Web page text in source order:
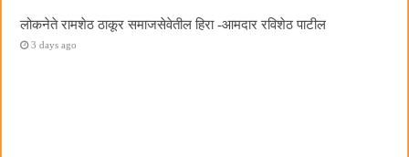
लोकनेते रामशेठ ठाकूर समाजसेवेतील हिरा -आमदार रविशेठ पाटील
3 days ago